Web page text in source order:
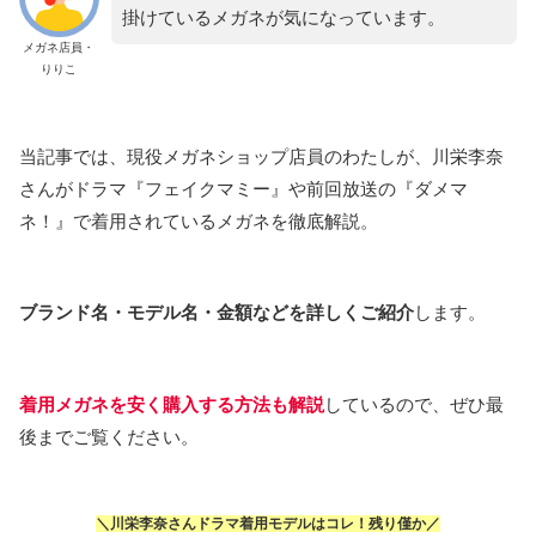
メガネ店員・
りりこ
掛けているメガネが気になっています。
当記事では、現役メガネショップ店員のわたしが、川栄李奈
さんがドラマ『フェイクマミー』や前回放送の『ダメマ
ネ！』で着用されているメガネを徹底解説。
ブランド名・モデル名・金額などを詳しくご紹介します。
着用メガネを安く購入する方法も解説しているので、ぜひ最
後までご覧ください。
＼川栄李奈さんドラマ着用モデルはコレ！残り僅か／